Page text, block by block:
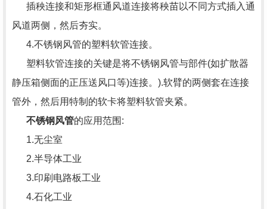
插秧连接和矩形框通风道连接将秧苗以不同方式插入通
风道两侧，然后夯实。
4.不锈钢风管的塑料软管连接。
塑料软管连接的关键是将不锈钢风管与部件(如扩散器
静压箱侧面的正压送风口等)连接。).软臂的两侧套在连接
管外，然后用特制的软卡将塑料软管夹紧。
不锈钢风管的应用范围:
1.无尘室
2.半导体工业
3.印刷电路板工业
4.石化工业